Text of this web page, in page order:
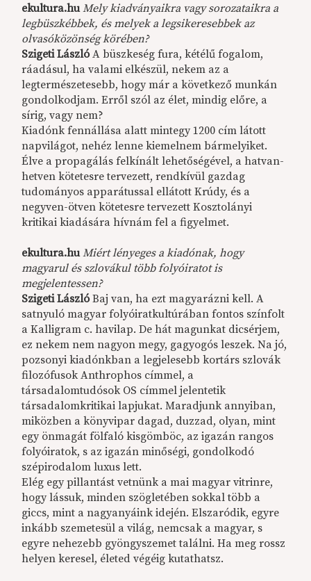
ekultura.hu Mely kiadványaikra vagy sorozataikra a
legbüszkébbek, és melyek a legsikeresebbek az
olvasóközönség körében?
Szigeti LászlóA büszkeség fura, kétélű fogalom,
ráadásul, ha valami elkészül, nekem az a
legtermészetesebb, hogy már a következő munkán
gondolkodjam. Erről szól az élet, mindig előre, a
sírig, vagy nem?
Kiadónk fennállása alatt mintegy 1200 cím látott
napvilágot, nehéz lenne kiemelnem bármelyiket.
Élve a propagálás felkínált lehetőségével, a hatvan-
hetven kötetesre tervezett, rendkívül gazdag
tudományos apparátussal ellátott Krúdy, és a
negyven-ötven kötetesre tervezett Kosztolányi
kritikai kiadására hívnám fel a figyelmet.
ekultura.hu Miért lényeges a kiadónak, hogy
magyarul és szlovákul több folyóiratot is
megjelentessen?
Szigeti LászlóBaj van, ha ezt magyarázni kell. A
satnyuló magyar folyóiratkultúrában fontos színfolt
a Kalligram c. havilap. De hát magunkat dicsérjem,
ez nekem nem nagyon megy, gagyogós leszek. Na jó,
pozsonyi kiadónkban a legjelesebb kortárs szlovák
filozófusok Anthrophos címmel, a
társadalomtudósok OS címmel jelentetik
társadalomkritikai lapjukat. Maradjunk annyiban,
miközben a könyvipar dagad, duzzad, olyan, mint
egy önmagát fölfaló kisgömböc, az igazán rangos
folyóiratok, s az igazán minőségi, gondolkodó
szépirodalom luxus lett.
Elég egy pillantást vetnünk a mai magyar vitrinre,
hogy lássuk, minden szögletében sokkal több a
giccs, mint a nagyanyáink idején. Elszaródik, egyre
inkább szemetesül a világ, nemcsak a magyar, s
egyre nehezebb gyöngyszemet találni. Ha meg rossz
helyen keresel, életed végéig kutathatsz.